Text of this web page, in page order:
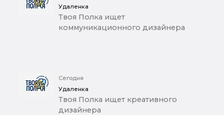
Удаленка
Твоя Полка ищет
коммуникационного дизайнера
Сегодня
Удаленка
Твоя Полка ищет креативного
дизайнера